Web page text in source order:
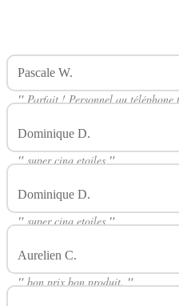
Pascale W.
"Parfait ! Personnel au téléphone
Dominique D.
"super cinq etoiles"
Dominique D.
"super cinq etoiles"
Aurelien C.
"bon prix bon produit."